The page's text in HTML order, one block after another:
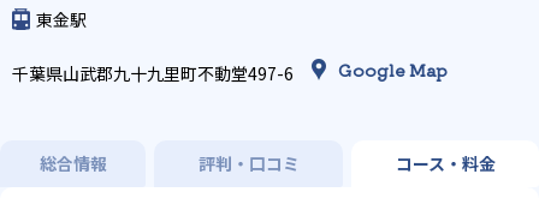
東金駅
千葉県山武郡九十九里町不動堂497-6 Google Map
総合情報 評判・口コミ コース・料金